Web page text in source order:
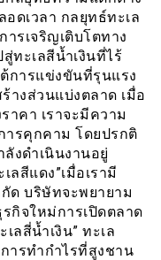
ดเวลา กลยุทธ์ทะเล
รเจริญเติบโตทาง
ทะเลสีน้ำเงินที่ไร้
การแข่งขันที่รุนแรง
างส่วนแบ่งตลาด เมื่อ
คา เราจะมีความ
ารคุกคาม โดยปรกติ
งดำเนินงานอยู่
ลสีแดง”เมื่อเรามี
ด บริษัทจะพยายาม
กิจใหม่การเปิดตลาด
ลสี่น้ำเงิน” ทะเล
ารทำกำไรที่สูงชาน